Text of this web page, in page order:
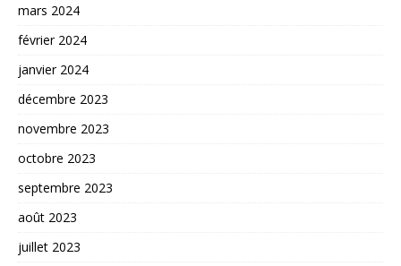
mars 2024
février 2024
janvier 2024
décembre 2023
novembre 2023
octobre 2023
septembre 2023
août 2023
juillet 2023